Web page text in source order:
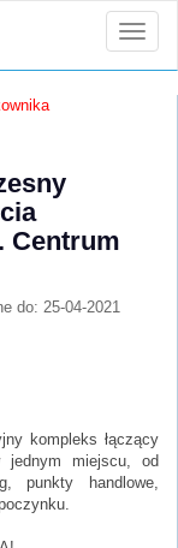
Centrum
do: 25-04-2021
kompleks łączący
jednym miejscu, od
punkty handlowe,